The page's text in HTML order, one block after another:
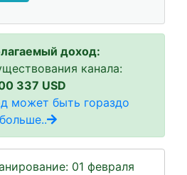
доход:
канала:
337 USD
может быть гораздо
больше..
01 февраля